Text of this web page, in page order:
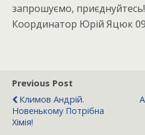
запрошуємо, приєднуйтесь!
Координатор Юрій Яцюк
Previous Post
Климов Андрій.
Новенькому Потрібна
Хімія!